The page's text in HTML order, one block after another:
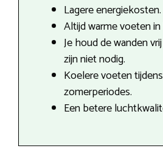
Lagere energiekosten.
Altijd warme voeten in
Je houd de wanden
zijn niet nodig.
Koelere voeten
zomerperiodes.
Een betere